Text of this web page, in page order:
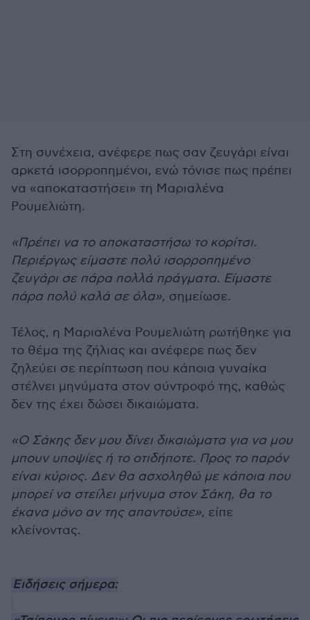
Στη συνέχεια, ανέφερε πως σαν ζευγάρι είναι
αρκετά ισορροπημένοι, ενώ τόνισε πως πρέπει
να «αποκαταστήσει» τη Μαριαλένα
Ρουμελιώτη.
«Πρέπει να το αποκαταστήσω το κορίτσι.
Περιέργως είμαστε πολύ ισορροπημένο
ζευγάρι σε πάρα πολλά πράγματα. Είμαστε
πάρα πολύ καλά σε όλα», σημείωσε.
Τέλος, η Μαριαλένα Ρουμελιώτη ρωτήθηκε για
το θέμα της ζήλιας και ανέφερε πως δεν
ζηλεύει σε περίπτωση που κάποια γυναίκα
στέλνει μηνύματα στον σύντροφό της, καθώς
δεν της έχει δώσει δικαιώματα.
«Ο Σάκης δεν μου δίνει δικαιώματα για να μου
μπουν υποψίες ή το οτιδήποτε. Προς το παρόν
είναι κύριος. Δεν θα ασχοληθώ με κάποια που
μπορεί να στείλει μήνυμα στον Σάκη, θα το
έκανα μόνο αν της απαντούσε», είπε
κλείνοντας.
Ειδήσεις σήμερα: